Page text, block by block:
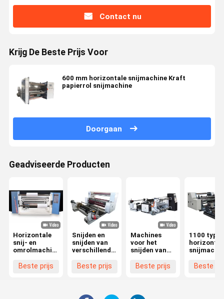
Contact nu
Krijg De Beste Prijs Voor
600 mm horizontale snijmachine Kraft
papierrol snijmachine
Doorgaan
Geadviseerde Producten
Horizontale
snij- en
omrolmachine,
snijmachine,
Beste prijs
Snijden en
snijden van
verschillende
Kraftpapier
Beste prijs
Machines
voor het
snijden van
papier, met
Beste prijs
1100 type
Beste